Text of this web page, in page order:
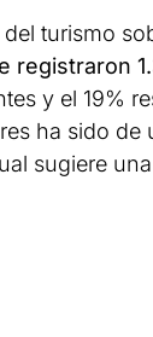
turismo
registraron
y el 19%
ha sido
sugiere